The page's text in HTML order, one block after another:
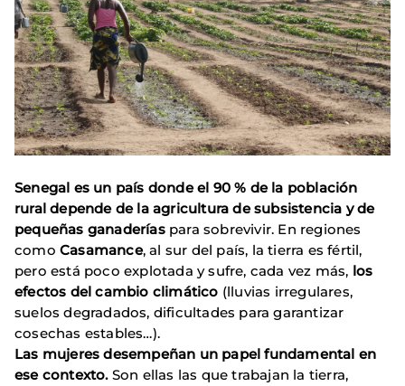
Senegal es un país donde el 90 % de la población
rural depende de la agricultura de subsistencia y de
pequeñas ganaderíaspara sobrevivir. En regiones
como Casamance, al sur del país, la tierra es fértil,
pero está poco explotada y sufre, cada vez más, los
efectos del cambio climático (lluvias irregulares,
suelos degradados, dificultades para garantizar
cosechas estables…).
Las mujeres desempeñan un papel fundamental en
ese contexto.Son ellas las que trabajan la tierra,